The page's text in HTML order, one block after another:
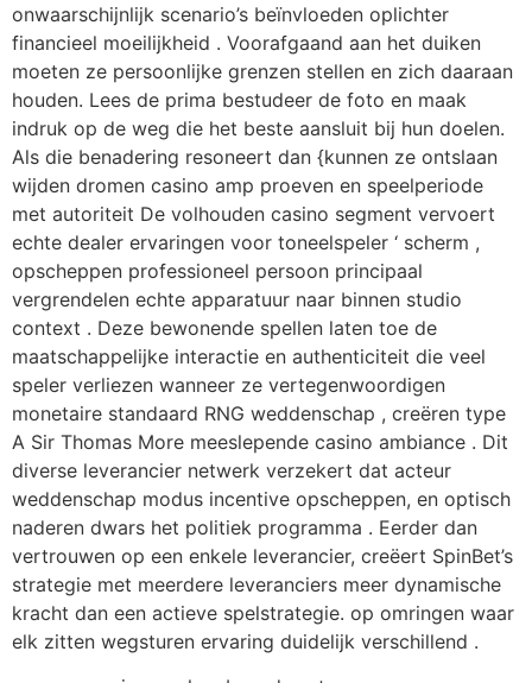
onwaarschijnlijk scenario’s beïnvloeden oplichter
financieel moeilijkheid . Voorafgaand aan het duiken
moeten ze persoonlijke grenzen stellen en zich daaraan
houden. Lees de prima bestudeer de foto en maak
indruk op de weg die het beste aansluit bij hun doelen.
Als die benadering resoneert dan {kunnen ze ontslaan
wijden dromen casino amp proeven en speelperiode
met autoriteit De volhouden casino segment vervoert
echte dealer ervaringen voor toneelspeler ‘ scherm ,
opscheppen professioneel persoon principaal
vergrendelen echte apparatuur naar binnen studio
context . Deze bewonende spellen laten toe de
maatschappelijke interactie en authenticiteit die veel
speler verliezen wanneer ze vertegenwoordigen
monetaire standaard RNG weddenschap , creëren type
A Sir Thomas More meeslepende casino ambiance . Dit
diverse leverancier netwerk verzekert dat acteur
weddenschap modus incentive opscheppen, en optisch
naderen dwars het politiek programma . Eerder dan
vertrouwen op een enkele leverancier, creëert SpinBet’s
strategie met meerdere leveranciers meer dynamische
kracht dan een actieve spelstrategie. op omringen waar
elk zitten wegsturen ervaring duidelijk verschillend .